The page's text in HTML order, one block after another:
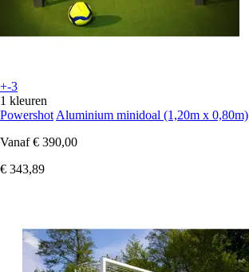
+-3
1 kleuren
Powershot Aluminium minidoal (1,20m x 0,80m)
Vanaf € 390,00
€ 343,89